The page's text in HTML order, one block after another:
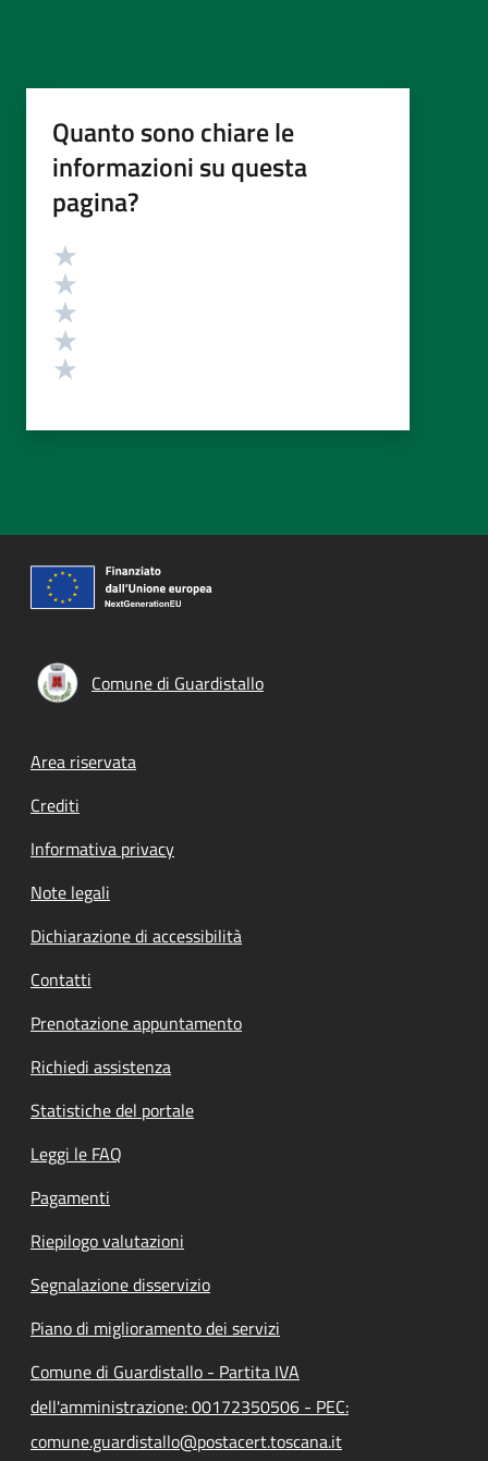
Quanto sono chiare le
informazioni su questa
pagina?
Valutazione
Comune di Guardistallo
Footer menu
Area riservata
Crediti
Informativa privacy
Note legali
Dichiarazione di accessibilità
Contatti
Prenotazione appuntamento
Richiedi assistenza
Statistiche del portale
Leggi le FAQ
Pagamenti
Riepilogo valutazioni
Segnalazione disservizio
Piano di miglioramento dei servizi
Comune di Guardistallo - Partita IVA
dell'amministrazione: 00172350506 - PEC:
comune.guardistallo@postacert.toscana.it